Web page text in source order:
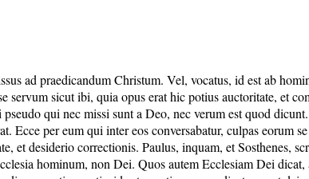
ad praedicandum Christum. Vel, vocatus, id est ab
sicut ibi, quia opus erat hic potius auctoritate, et
qui nec missi sunt a Deo, nec verum est quod
per eum qui inter eos conversabatur, culpas eorum
et desiderio correctionis. Paulus, inquam, et Sosthenes,
hominum, non Dei. Quos autem Ecclesiam Dei